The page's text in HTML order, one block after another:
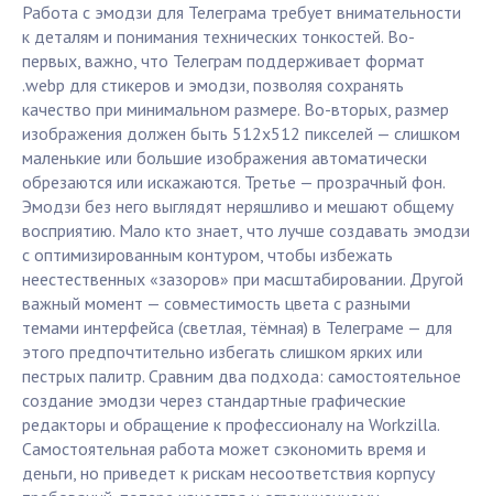
Работа с эмодзи для Телеграма требует внимательности
к деталям и понимания технических тонкостей. Во-
первых, важно, что Телеграм поддерживает формат
.webp для стикеров и эмодзи, позволяя сохранять
качество при минимальном размере. Во-вторых, размер
изображения должен быть 512x512 пикселей — слишком
маленькие или большие изображения автоматически
обрезаются или искажаются. Третье — прозрачный фон.
Эмодзи без него выглядят неряшливо и мешают общему
восприятию. Мало кто знает, что лучше создавать эмодзи
с оптимизированным контуром, чтобы избежать
неестественных «зазоров» при масштабировании. Другой
важный момент — совместимость цвета с разными
темами интерфейса (светлая, тёмная) в Телеграме — для
этого предпочтительно избегать слишком ярких или
пестрых палитр. Сравним два подхода: самостоятельное
создание эмодзи через стандартные графические
редакторы и обращение к профессионалу на Workzilla.
Самостоятельная работа может сэкономить время и
деньги, но приведет к рискам несоответствия корпусу